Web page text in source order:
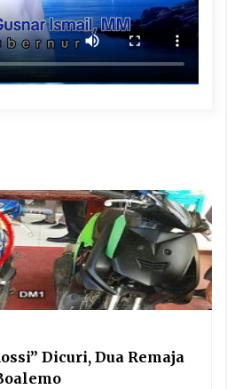
Dicuri, Dua Remaja